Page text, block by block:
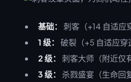
基础：
刺客（+14 自适应
1 级：
破裂（+5 自适应穿
2 级：
刺客大师（附近仅
3 级：
杀戮盛宴（生命回